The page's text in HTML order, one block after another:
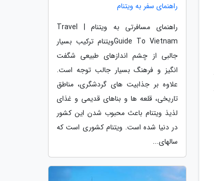
راهنمای سفر به ویتنام
راهنمای مسافرتی به ویتنام | Travel
Guide To Vietnamویتنام ترکیب بسیار
جالبی از چشم اندازهای طبیعی شگفت
انگیز و فرهنگ بسیار جالب توجه است.
علاوه بر جذابیت های گردشگری، مناطق
تاریخی، قلعه ها و بناهای قدیمی و غذای
لذیذ ویتنام باعث محبوب شدن این کشور
در دنیا شده است. ویتنام کشوری است که
سالهای...